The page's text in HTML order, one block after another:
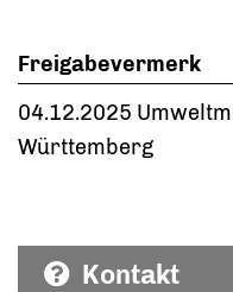
Freigabevermerk
04.12.2025
Württemberg
Kontakt